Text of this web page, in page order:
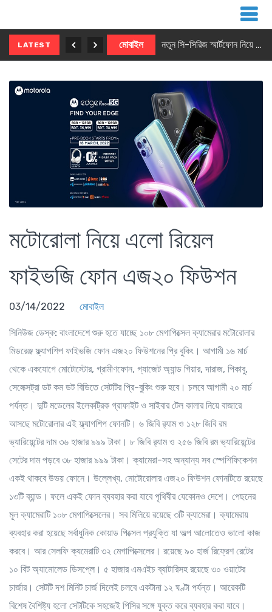
LATEST মোবাইল নতুন সি-সিরিজ স্মার্টফোন নিয়ে আসছে রিয়েলমি
মটোরোলা নিয়ে এলো রিয়েল
ফাইভজি ফোন এজ২০ ফিউশন
03/14/2022 মোবাইল
সিনিউজ ডেস্ক: বাংলাদেশে শুরু হতে যাচ্ছে ১০৮ মেগাপিক্সেল ক্যামেরার মটোরোলার
মিডরেঞ্জ ফ্ল্যাগশিপ ফাইভজি ফোন এজ২০ ফিউশনের প্রি বুকিং। আগামী ১৬ মার্চ
থেকে একযোগে মোটোস্টোর, গ্রামীণফোন, গ্যাজেট অ্যান্ড গিয়ার, দারাজ, পিকাবু,
সেলেক্সট্রা ডট কম ডট বিডিতে সেটটির প্রি-বুকিং শুরু হবে। চলবে আগামী ২০ মার্চ
পর্যন্ত। দুটি মডেলের ইলেকট্রিক গ্রাফাইট ও সাইবার টেল কালার নিয়ে বাজারে
আসছে মটোরোলার এই ফ্ল্যাগশিপ ফোনটি। ৬ জিবি র‌্যাম ও ১২৮ জিবি রম
ভ্যারিয়েন্টের দাম ৩৬ হাজার ৯৯৯ টাকা। ৮ জিবি র‌্যাম ও ২৫৬ জিবি রম ভ্যারিয়েন্টের
সেটের দাম পড়বে ৩৮ হাজার ৯৯৯ টাকা। ক্যামেরা-সহ অন্যান্য সব স্পেশিফিকেশন
একই থাকবে উভয় ফোনে। উল্লেখ্য, মোটোরোলার এজ২০ ফিউশন ফোনটিতে রয়েছে
১৩টি ব্যান্ড। ফলে একই ফোন ব্যবহার করা যাবে পৃথিবীর যেকোনও দেশে। পেছনের
মূল ক্যামেরাটি ১০৮ মেগাপিক্সেলের। সব মিলিয়ে রয়েছে ৩টি ক্যামেরা। ক্যামেরায়
ব্যবহার করা হয়েছে সর্বাধুনিক কোয়াড পিক্সেল প্রযুক্তি যা অল্প আলোতেও ভালো কাজ
করবে। আর সেলফি ক্যমেরাটি ৩২ মেগাপিক্সেলের। রয়েছে ৯০ হার্জ রিফ্রেশ রেটের
১০ বিট অ্যামোলেড ডিসপ্লে। ৫ হাজার এমএইচ ব্যাটারিসহ রয়েছে ৩০ ওয়াটের
চার্জার। সেটটি দশ মিনিট চার্জ দিলেই চলবে একটানা ১২ ঘণ্টা পর্যন্ত। আরেকটি
বিশেষ বৈশিষ্ট্য হলো সেটটিকে সহজেই পিসির সঙ্গে যুক্ত করে ব্যবহার করা যাবে।